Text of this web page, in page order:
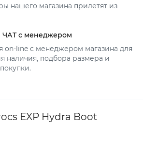
нашего магазина прилетят из
ЧАТ с менеджером
on-line с менеджером магазина для
наличия, подбора размера и
EXP Hydra Boot